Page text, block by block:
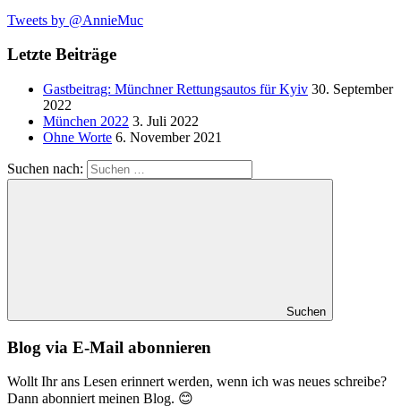
Tweets by @AnnieMuc
Letzte Beiträge
Gastbeitrag: Münchner Rettungsautos für Kyiv 30. September
2022
München 2022 3. Juli 2022
Ohne Worte 6. November 2021
Suchen nach:
Suchen
Blog via E-Mail abonnieren
Wollt Ihr ans Lesen erinnert werden, wenn ich was neues schreibe?
Dann abonniert meinen Blog. 😊